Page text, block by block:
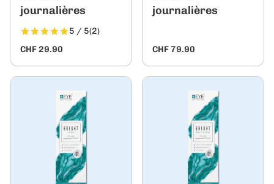
journalières
5 / 5(2)
CHF 29.90
journalières
CHF 79.90